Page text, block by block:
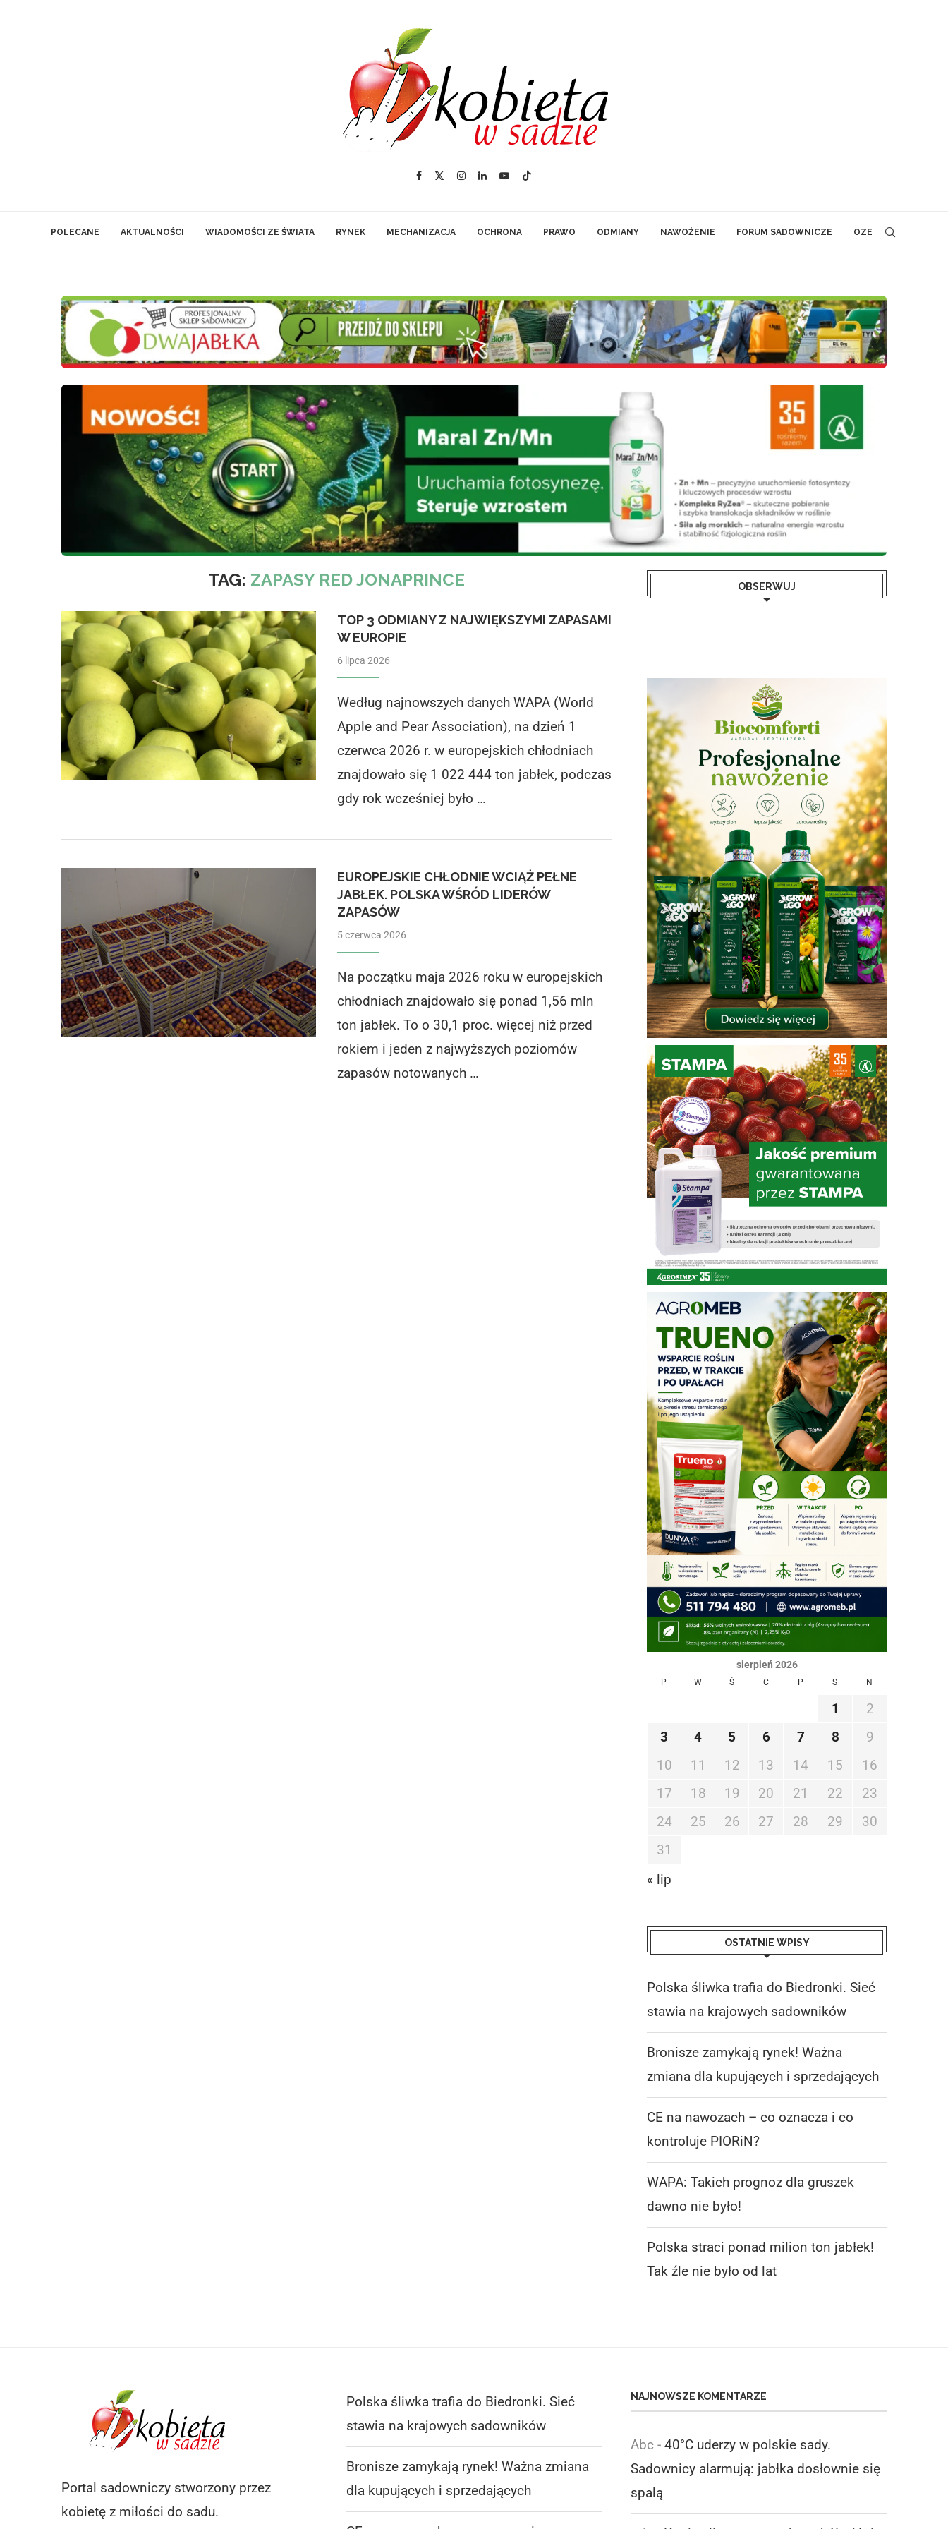
POLECANE AKTUALNOŚCI WIADOMOŚCI ZE ŚWIATA RYNEK MECHANIZACJA OCHRONA PRAWO ODMIANY NAWOŻENIE FORUM SADOWNICZE OZE
TAG: ZAPASY RED JONAPRINCE
TOP 3 ODMIANY Z NAJWIĘKSZYMI ZAPASAMI
W EUROPIE
6 lipca 2026
Według najnowszych danych WAPA (World
Apple and Pear Association), na dzień 1
czerwca 2026 r. w europejskich chłodniach
znajdowało się 1 022 444 ton jabłek, podczas
gdy rok wcześniej było …
EUROPEJSKIE CHŁODNIE WCIĄŻ PEŁNE
JABŁEK. POLSKA WŚRÓD LIDERÓW
ZAPASÓW
5 czerwca 2026
Na początku maja 2026 roku w europejskich
chłodniach znajdowało się ponad 1,56 mln
ton jabłek. To o 30,1 proc. więcej niż przed
rokiem i jeden z najwyższych poziomów
zapasów notowanych …
OBSERWUJ
sierpień 2026
P W Ś C P S N
1
2
3
4 5 6 7 8
9
10
11 12 13 14 15
16
17
18 19 20 21 22
23
24
25 26 27 28 29
30
31
« lip
OSTATNIE WPISY
Polska śliwka trafia do Biedronki. Sieć
stawia na krajowych sadowników
Bronisze zamykają rynek! Ważna
zmiana dla kupujących i sprzedających
CE na nawozach – co oznacza i co
kontroluje PIORiN?
WAPA: Takich prognoz dla gruszek
dawno nie było!
Polska straci ponad milion ton jabłek!
Tak źle nie było od lat
Portal sadowniczy stworzony przez
kobietę z miłości do sadu.
Polska śliwka trafia do Biedronki. Sieć
stawia na krajowych sadowników
Bronisze zamykają rynek! Ważna zmiana
dla kupujących i sprzedających
NAJNOWSZE KOMENTARZE
Abc -40°C uderzy w polskie sady.
Sadownicy alarmują: jabłka dosłownie się
spalą